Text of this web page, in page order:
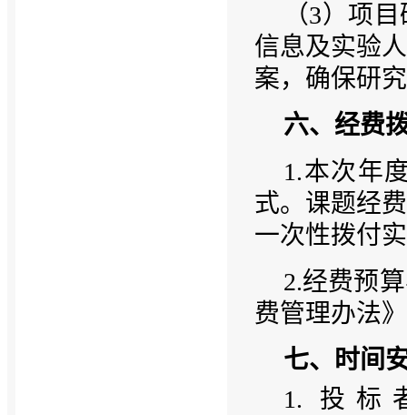
（3）项
信息及实验
案，确保研
六、经费
1.本次年
式。课题经
一次性拨付
2.经费预
费管理办法
七、时间
1. 投标